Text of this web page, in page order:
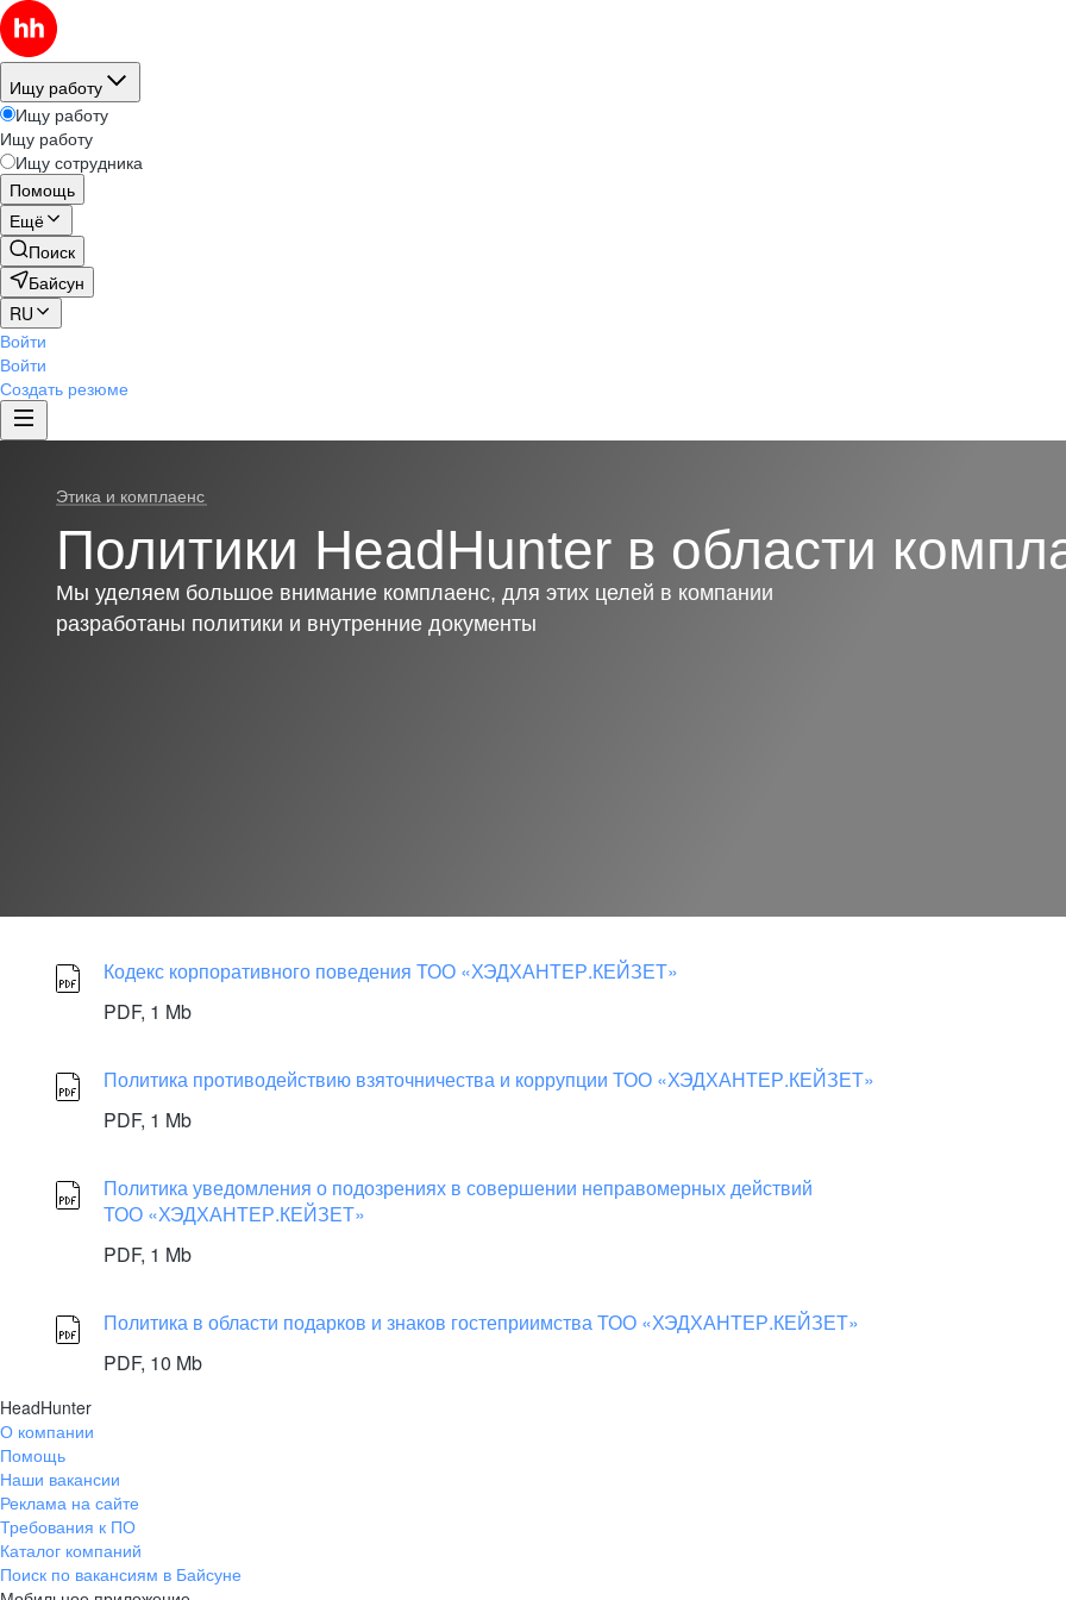
Ищу работу
Ищу работу
Ищу работу
Ищу сотрудника
Помощь
Ещё
Поиск
Байсун
RU
Войти
Войти
Создать резюме
Этика и комплаенс
Политики HeadHunter в области
Мы уделяем большое внимание комплаенс, для этих целей в компании
разработаны политики и внутренние документы
Кодекс корпоративного поведения ТОО «ХЭДХАНТЕР.КЕЙЗЕТ»
PDF, 1 Mb
Политика противодействию взяточничества и коррупции ТОО «ХЭДХАНТЕР.КЕЙЗЕТ»
PDF, 1 Mb
Политика уведомления о подозрениях в совершении неправомерных действий
ТОО «ХЭДХАНТЕР.КЕЙЗЕТ»
PDF, 1 Mb
Политика в области подарков и знаков гостеприимства ТОО «ХЭДХАНТЕР.КЕЙЗЕТ»
PDF, 10 Mb
HeadHunter
О компании
Помощь
Наши вакансии
Реклама на сайте
Требования к ПО
Каталог компаний
Поиск по вакансиям в Байсуне